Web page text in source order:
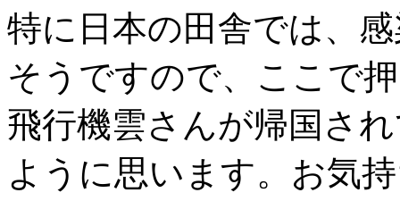
特に日本の田舎では、
そうですので、ここで
飛行機雲さんが帰国さ
ように思います。お気